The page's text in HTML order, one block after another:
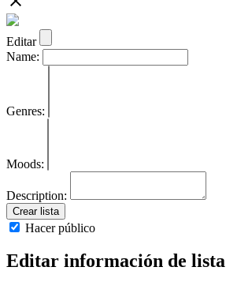
Editar
Name:
Genres:
Moods:
Description:
Crear lista
Hacer público
Editar información de lista